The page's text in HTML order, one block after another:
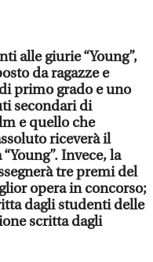
alle giurie “Young”,
da ragazze e
primo grado e uno
secondari di
e quello che
riceverà il
Invece, la
tre premi del
opera in concorso;
dagli studenti delle
scritta dagli